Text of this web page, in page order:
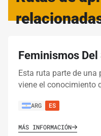
Feminismos Del
Esta ruta parte de una
viene el conocimiento
ARG ES
MÁS INFORMACIÓN